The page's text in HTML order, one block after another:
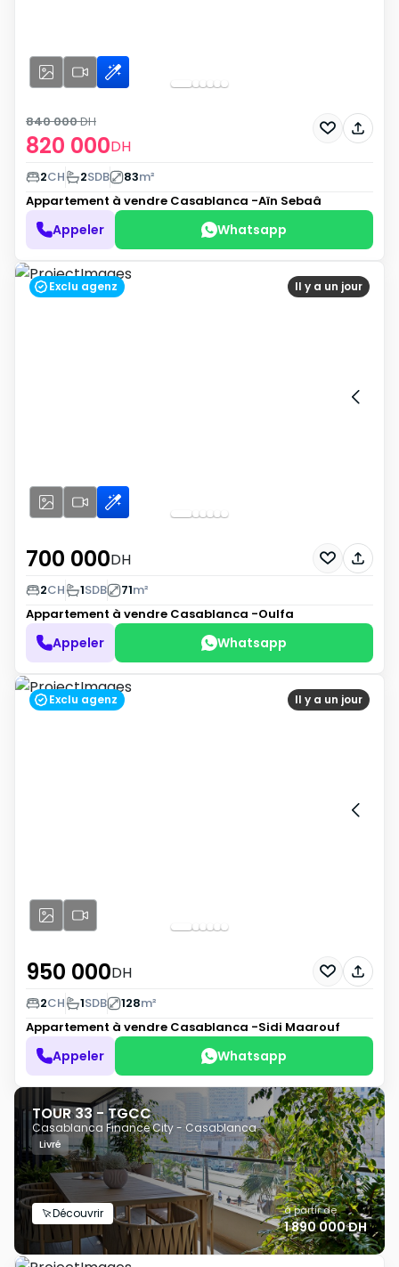
820 000DH
840 000DH
2CH 2SDB 83m²
Appartement à vendre Casablanca -Aïn Sebaâ
Appeler Whatsapp
Il y a un jour
Exclu agenz
700 000DH
2CH 1SDB 71m²
Appartement à vendre Casablanca -Oulfa
Appeler Whatsapp
Il y a un jour
Exclu agenz
950 000DH
2CH 1SDB 128m²
Appartement à vendre Casablanca -Sidi Maarouf
Appeler Whatsapp
TOUR 33 - TGCC
Casablanca Finance City - Casablanca
Livré
Découvrir à partir de
1 890 000 DH